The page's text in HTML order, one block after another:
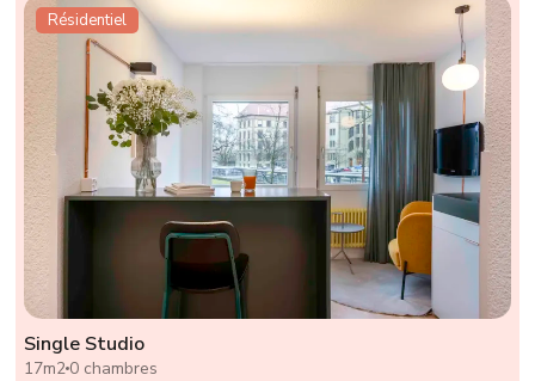
Résidentiel
Single Studio
17m2 0 chambres